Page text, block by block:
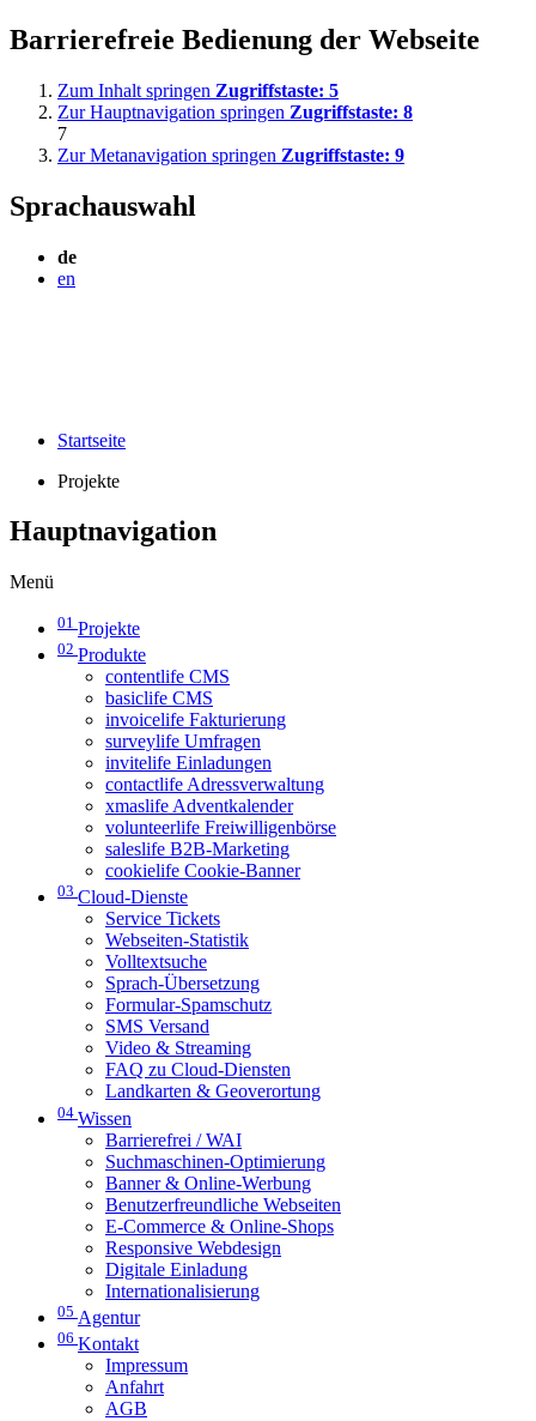
Barrierefreie Bedienung der Webseite
Zum Inhalt springen Zugriffstaste: 5
Zur Hauptnavigation springen Zugriffstaste: 8
7
Zur Metanavigation springen Zugriffstaste: 9
Sprachauswahl
de
en
Startseite
Projekte
Hauptnavigation
Menü
01 Projekte
02 Produkte
contentlife CMS
basiclife CMS
invoicelife Fakturierung
surveylife Umfragen
invitelife Einladungen
contactlife Adressverwaltung
xmaslife Adventkalender
volunteerlife Freiwilligenbörse
saleslife B2B-Marketing
cookielife Cookie-Banner
03 Cloud-Dienste
Service Tickets
Webseiten-Statistik
Volltextsuche
Sprach-Übersetzung
Formular-Spamschutz
SMS Versand
Video & Streaming
FAQ zu Cloud-Diensten
Landkarten & Geoverortung
04 Wissen
Barrierefrei / WAI
Suchmaschinen-Optimierung
Banner & Online-Werbung
Benutzerfreundliche Webseiten
E-Commerce & Online-Shops
Responsive Webdesign
Digitale Einladung
Internationalisierung
05 Agentur
06 Kontakt
Impressum
Anfahrt
AGB